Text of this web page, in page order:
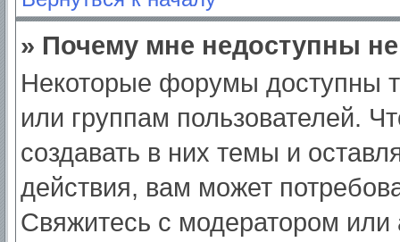
» Почему мне недоступны
Некоторые форумы доступны
или группам пользователей.
создавать в них темы и
действия, вам может
Свяжитесь с модератором